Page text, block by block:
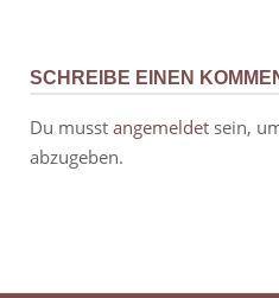
SCHREIBE EINEN
Du musst angemeldet sein,
abzugeben.